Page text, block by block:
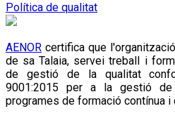
Política de qualitat
AENOR certifica que
de sa Talaia, servei treball i
de gestió de la qualitat
9001:2015 per a la gestió
programes de formació contínua i